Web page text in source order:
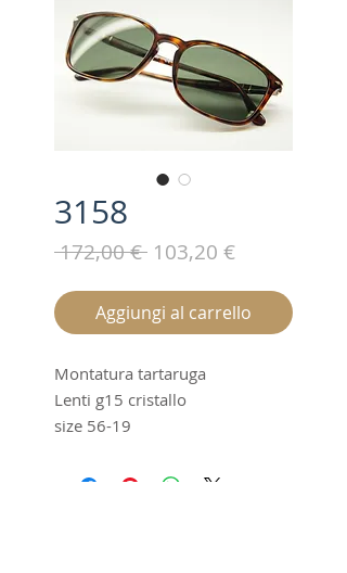
3158
172,00 € Prezzo
103,20 €Prezzo
Aggiungi al carrello
Montatura tartaruga
Lenti g15 cristallo
size 56-19